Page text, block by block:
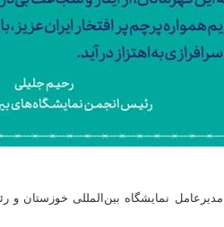
مدیرعامل نمایشگاه بین‌المللی خوزستان